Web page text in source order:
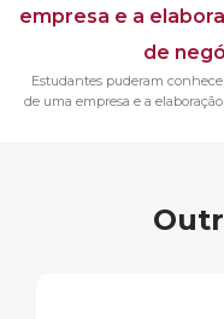
Estudantes puderam
de uma empresa e a